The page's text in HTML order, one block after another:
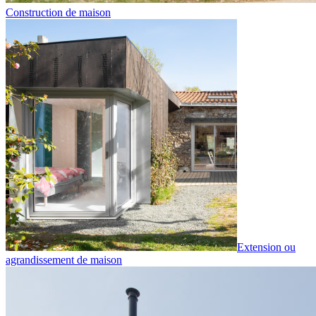
Construction de maison
Extension ou
agrandissement de maison